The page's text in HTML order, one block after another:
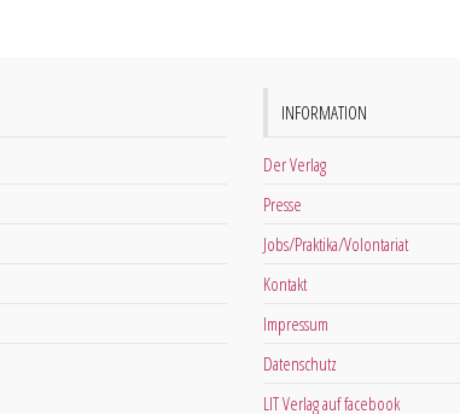
INFORMATION
Der Verlag
Presse
Jobs/Praktika/Volontariat
Kontakt
Impressum
Datenschutz
LIT Verlag auf facebook